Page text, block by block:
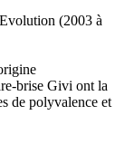
(2003 à
brise Givi ont la
de polyvalence et